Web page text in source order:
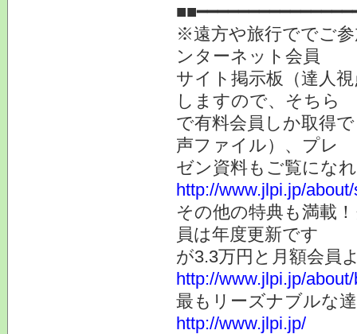
※遠方や旅行ででご
ンターネット会員
サイト掲示板（達人
しますので、そちら
で有料会員しか取得
声ファイル）、プレ
ゼン資料もご覧にな
http://www.jlpi.jp/
その他の特典も満載
員は年度更新です
が3.3万円と月額会員
http://www.jlpi.jp/
最もリーズナブル
http://www.jlpi.jp/